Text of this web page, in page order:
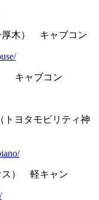
厚木） キャブコン
キャブコン
ヨタモビリティ神
ス） 軽キャン